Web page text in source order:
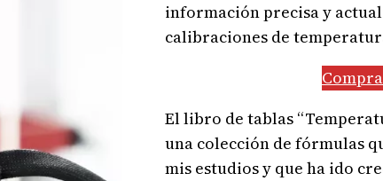
información precisa y
calibraciones de
El libro de tablas
una colección de fórmulas
mis estudios y que ha ido